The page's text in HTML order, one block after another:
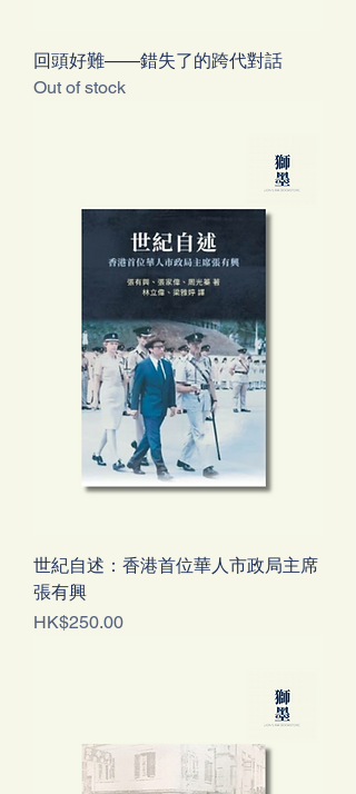
回頭好難——錯失了的跨代對話
Out of stock
世紀自述：香港首位華人市政局主席
張有興
Price
HK$250.00